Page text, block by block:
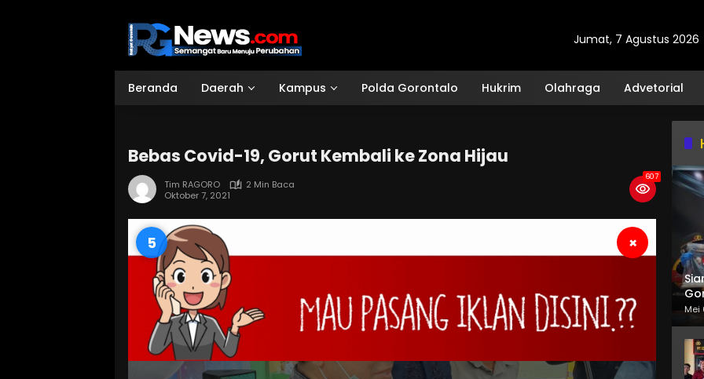
Jumat, 7 Agustus 2026
Beranda Daerah Kampus Polda Gorontalo Hukrim Olahraga Advetorial
Bebas Covid-19, Gorut Kembali ke Zona Hijau
Tim RAGORO
2 Min Baca
Oktober 7, 2021
607
4 ×
Mei